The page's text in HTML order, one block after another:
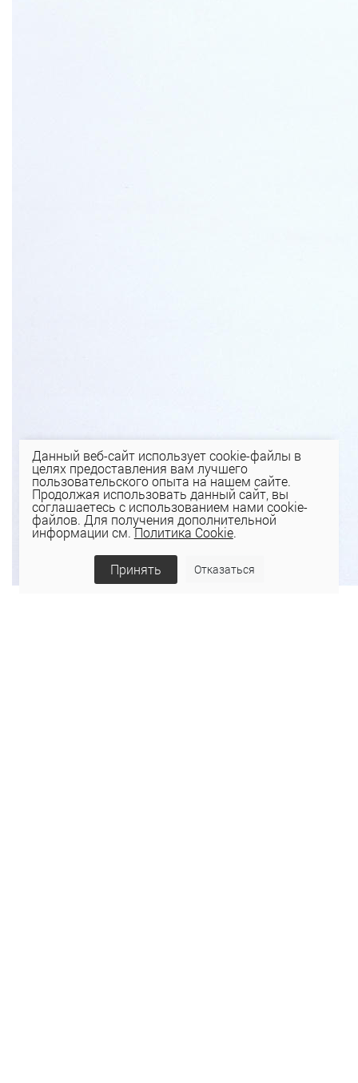
Данный веб-сайт использует cookie-файлы в
целях предоставления вам лучшего
пользовательского опыта на нашем сайте.
Продолжая использовать данный сайт, вы
соглашаетесь с использованием нами cookie-
файлов. Для получения дополнительной
информации см.Политика Cookie.
Принять Отказаться